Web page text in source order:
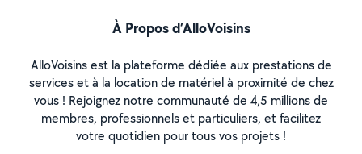
À Propos d’AlloVoisins
AlloVoisins est la plateforme dédiée aux prestations de
services et à la location de matériel à proximité de chez
vous ! Rejoignez notre communauté de 4,5 millions de
membres, professionnels et particuliers, et facilitez
votre quotidien pour tous vos projets !